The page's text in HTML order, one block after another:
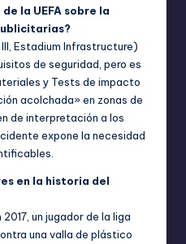
la UEFA sobre la
Estadium Infrastructure)
de seguridad, pero es
y Tests de impacto
acolchada» en zonas de
de interpretación a los
expone la necesidad
en la historia del
un jugador de la liga
una valla de plástico